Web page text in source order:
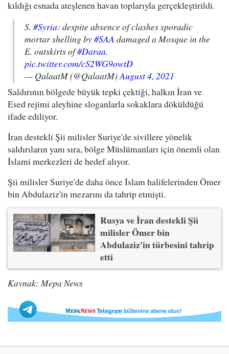
kıldığı esnada ateşlenen havan toplarıyla gerçekleştirildi.
S. #Syria: despite absence of clashes sporadic
mortar shelling by#SAA damaged a Mosque in the
E. outskirts of#Daraa.
pic.twitter.com/cS2WG9owtD
— QalaatM (@QalaatM)August 4, 2021
Saldırının bölgede büyük tepki çektiği, halkın İran ve
Esed rejimi aleyhine sloganlarla sokaklara döküldüğü
ifade ediliyor.
İran destekli Şii milisler Suriye'de sivillere yönelik
saldırıların yanı sıra, bölge Müslümanları için önemli olan
İslami merkezleri de hedef alıyor.
Şii milisler Suriye'de daha önce İslam halifelerinden Ömer
bin Abdulaziz'in mezarını da tahrip etmişti.
Rusya ve İran destekli Şii
milisler Ömer bin
Abdulaziz'in türbesini tahrip
etti
Kaynak: Mepa News